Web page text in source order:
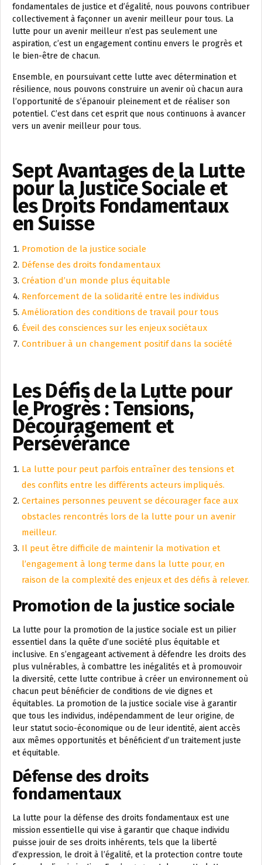
fondamentales de justice et d’égalité, nous pouvons contribuer
collectivement à façonner un avenir meilleur pour tous. La
lutte pour un avenir meilleur n’est pas seulement une
aspiration, c’est un engagement continu envers le progrès et
le bien-être de chacun.
Ensemble, en poursuivant cette lutte avec détermination et
résilience, nous pouvons construire un avenir où chacun aura
l’opportunité de s’épanouir pleinement et de réaliser son
potentiel. C’est dans cet esprit que nous continuons à avancer
vers un avenir meilleur pour tous.
Sept Avantages de la Lutte
pour la Justice Sociale et
les Droits Fondamentaux
en Suisse
Promotion de la justice sociale
Défense des droits fondamentaux
Création d’un monde plus équitable
Renforcement de la solidarité entre les individus
Amélioration des conditions de travail pour tous
Éveil des consciences sur les enjeux sociétaux
Contribuer à un changement positif dans la société
Les Défis de la Lutte pour
le Progrès : Tensions,
Découragement et
Persévérance
La lutte pour peut parfois entraîner des tensions et
des conflits entre les différents acteurs impliqués.
Certaines personnes peuvent se décourager face aux
obstacles rencontrés lors de la lutte pour un avenir
meilleur.
Il peut être difficile de maintenir la motivation et
l’engagement à long terme dans la lutte pour, en
raison de la complexité des enjeux et des défis à relever.
Promotion de la justice sociale
La lutte pour la promotion de la justice sociale est un pilier
essentiel dans la quête d’une société plus équitable et
inclusive. En s’engageant activement à défendre les droits des
plus vulnérables, à combattre les inégalités et à promouvoir
la diversité, cette lutte contribue à créer un environnement où
chacun peut bénéficier de conditions de vie dignes et
équitables. La promotion de la justice sociale vise à garantir
que tous les individus, indépendamment de leur origine, de
leur statut socio-économique ou de leur identité, aient accès
aux mêmes opportunités et bénéficient d’un traitement juste
et équitable.
Défense des droits
fondamentaux
La lutte pour la défense des droits fondamentaux est une
mission essentielle qui vise à garantir que chaque individu
puisse jouir de ses droits inhérents, tels que la liberté
d’expression, le droit à l’égalité, et la protection contre toute